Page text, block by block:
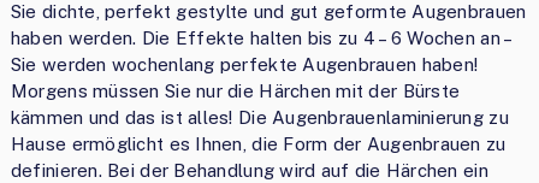
Sie dichte, perfekt gestylte und gut geformte Augenbrauen
haben werden. Die Effekte halten bis zu 4 – 6 Wochen an –
Sie werden wochenlang perfekte Augenbrauen haben!
Morgens müssen Sie nur die Härchen mit der Bürste
kämmen und das ist alles! Die Augenbrauenlaminierung zu
Hause ermöglicht es Ihnen, die Form der Augenbrauen zu
definieren. Bei der Behandlung wird auf die Härchen ein